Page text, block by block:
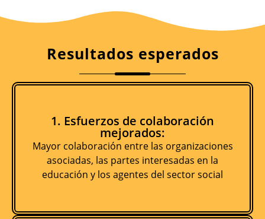
Resultados esperados
1. Esfuerzos de colaboración
mejorados:
Mayor colaboración entre las organizaciones
asociadas, las partes interesadas en la
educación y los agentes del sector social